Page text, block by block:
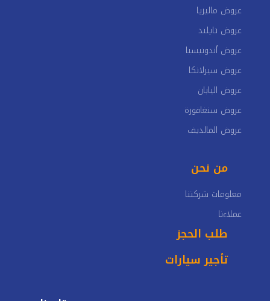
عروض ماليزيا
عروض تايلند
عروض أندونيسيا
عروض سيرلانكا
عروض اليابان
عروض سنغافورة
عروض المالديف
من نحن
معلومات شركتنا
عملاءنا
طلب الحجز
تأجير سيارات